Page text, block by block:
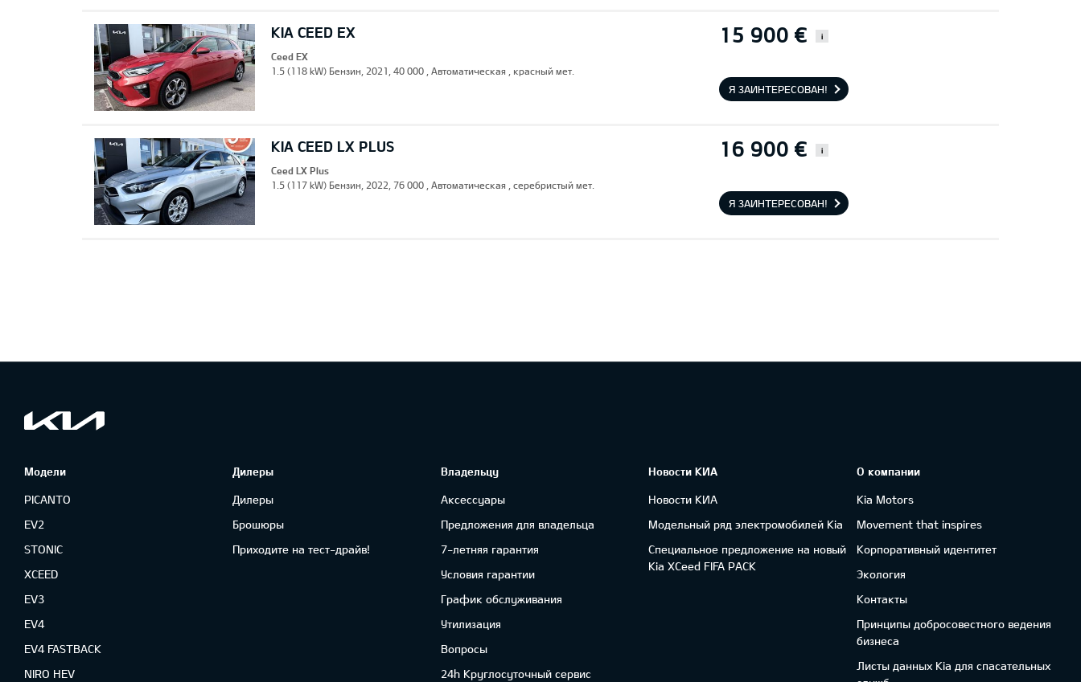
KIA CEED EX 15 900 € i
Ceed EX
1.5 (118 kW) Бензин, 2021, 40 000 , Автоматическая , красный мет.
Я ЗАИНТЕРЕСОВАН!
KIA CEED LX PLUS 16 900 € i
Ceed LX Plus
1.5 (117 kW) Бензин, 2022, 76 000 , Автоматическая , серебристый мет.
Я ЗАИНТЕРЕСОВАН!
Модели
PICANTO
EV2
STONIC
XCEED
EV3
EV4
EV4 FASTBACK
NIRO HEV
Дилеры
Дилеры
Брошюры
Приходите на тест-драйв!
Владельцу
Аксессуары
Предложения для владельца
7-летняя гарантия
Условия гарантии
График обслуживания
Утилизация
Вопросы
24h Круглосуточный сервис
Новости КИА
Новости КИА
Модельный ряд электромобилей Kia
Специальное предложение на новый
Kia XCeed FIFA PACK
О компании
Kia Motors
Movement that inspires
Корпоративный идентитет
Экология
Контакты
Принципы добросовестного ведения
бизнеса
Листы данных Kia для спасательных